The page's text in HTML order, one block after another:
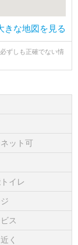
きな地図を見る
ずしも正確でない情
ット可
イレ
ス
く